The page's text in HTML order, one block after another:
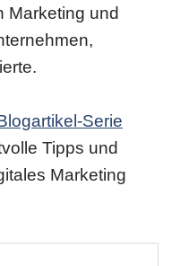
Marketing und
Serie
Tipps und
Marketing